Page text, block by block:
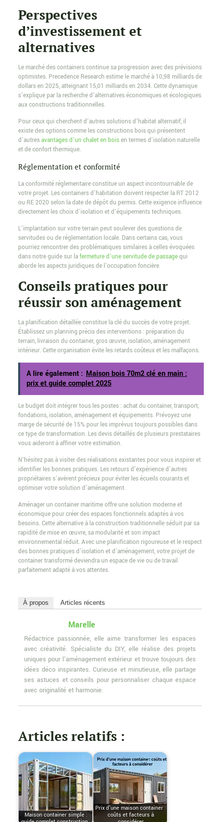
Perspectives
d’investissement et
alternatives
Le marché des containers continue sa progression avec des prévisions
optimistes. Precedence Research estime le marché à 10,98 milliards de
dollars en 2025, atteignant 15,01 milliards en 2034. Cette dynamique
s’explique par la recherche d’alternatives économiques et écologiques
aux constructions traditionnelles.
Pour ceux qui cherchent d’autres solutions d’habitat alternatif, il
existe des options comme les constructions bois qui présentent
d’autresavantages d’un chalet en boisen termes d’isolation naturelle
et de confort thermique.
Réglementation et conformité
La conformité réglementaire constitue un aspect incontournable de
votre projet. Les containers d’habitation doivent respecter la RT 2012
ou RE 2020 selon la date de dépôt du permis. Cette exigence influence
directement les choix d’isolation et d’équipements techniques.
L’implantation sur votre terrain peut soulever des questions de
servitudes ou de réglementation locale. Dans certains cas, vous
pourriez rencontrer des problématiques similaires à celles évoquées
dans notre guide sur lafermeture d’une servitude de passagequi
aborde les aspects juridiques de l’occupation foncière.
Conseils pratiques pour
réussir son aménagement
La planification détaillée constitue la clé du succès de votre projet.
Établissez un planning précis des interventions : préparation du
terrain, livraison du container, gros œuvre, isolation, aménagement
intérieur. Cette organisation évite les retards coûteux et les malfaçons.
A lire également : Maison bois 70m2 clé en main :
prix et guide complet 2025
Le budget doit intégrer tous les postes : achat du container, transport,
fondations, isolation, aménagement et équipements. Prévoyez une
marge de sécurité de 15% pour les imprévus toujours possibles dans
ce type de transformation. Les devis détaillés de plusieurs prestataires
vous aideront à affiner votre estimation.
N’hésitez pas à visiter des réalisations existantes pour vous inspirer et
identifier les bonnes pratiques. Les retours d’expérience d’autres
propriétaires s’avèrent précieux pour éviter les écueils courants et
optimiser votre solution d’aménagement.
Aménager un container maritime offre une solution moderne et
économique pour créer des espaces fonctionnels adaptés à vos
besoins. Cette alternative à la construction traditionnelle séduit par sa
rapidité de mise en œuvre, sa modularité et son impact
environnemental réduit. Avec une planification rigoureuse et le respect
des bonnes pratiques d’isolation et d’aménagement, votre projet de
container transformé deviendra un espace de vie ou de travail
parfaitement adapté à vos attentes.
À propos Articles récents
Marelle
Rédactrice passionnée, elle aime transformer les espaces
avec créativité. Spécialiste du DIY, elle réalise des projets
uniques pour l'aménagement extérieur et trouve toujours des
idées déco inspirantes. Curieuse et minutieuse, elle partage
ses astuces et conseils pour personnaliser chaque espace
avec originalité et harmonie.
Articles relatifs :
Maison container simple :
Prix d'une maison container :
coûts et facteurs à